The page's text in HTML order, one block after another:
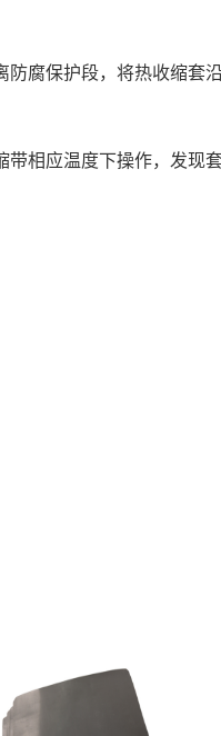
腐保护段，将热收缩套
相应温度下操作，发现